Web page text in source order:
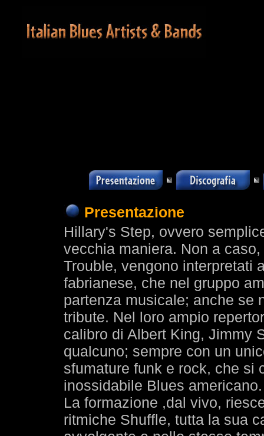
Presentazione
Hillary's Step, ovvero
vecchia maniera. Non a
Trouble, vengono interpretati
fabrianese, che nel gruppo
partenza musicale; anche se
tribute. Nel loro ampio
calibro di Albert King, Jimmy
qualcuno; sempre con un
sfumature funk e rock, che si
inossidabile Blues americano.
La formazione ,dal vivo,
ritmiche Shuffle, tutta la sua